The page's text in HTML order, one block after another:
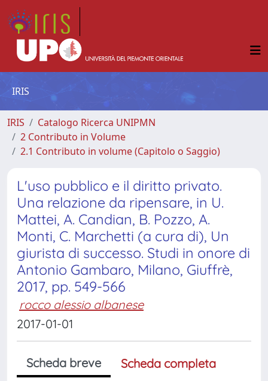
IRIS
IRIS
Catalogo Ricerca UNIPMN
2 Contributo in Volume
2.1 Contributo in volume (Capitolo o Saggio)
L'uso pubblico e il diritto privato.
Una relazione da ripensare, in U.
Mattei, A. Candian, B. Pozzo, A.
Monti, C. Marchetti (a cura di), Un
giurista di successo. Studi in onore di
Antonio Gambaro, Milano, Giuffrè,
2017, pp. 549-566
rocco alessio albanese
2017-01-01
Scheda breve
Scheda completa